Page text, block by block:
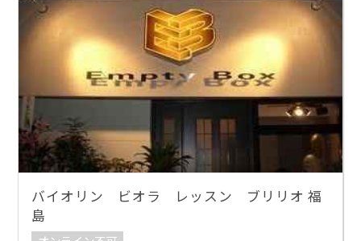
バイオリン ビオラ レッスン ブリリオ 福
島